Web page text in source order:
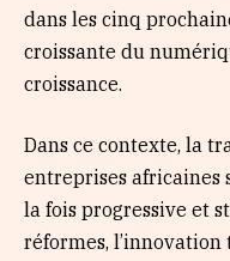
dans les cinq
croissante du
croissance.
Dans ce contexte, la
entreprises africaines
la fois progressive et
réformes,